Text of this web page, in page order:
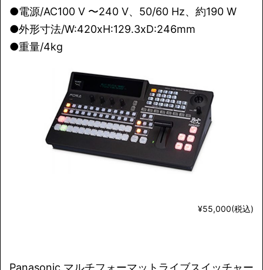
●電源/AC100 V 〜240 V、50/60 Hz、約190 W
●外形寸法/W:420xH:129.3xD:246mm
●重量/4kg
¥55,000(税込)